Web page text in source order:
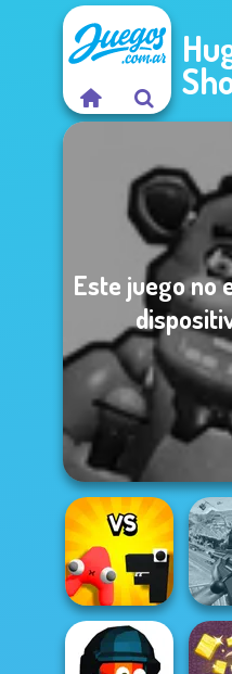
Este juego no